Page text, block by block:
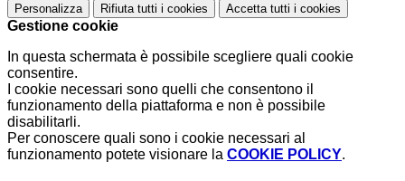
Personalizza Rifiuta tutti i cookies Accetta tutti i cookies
Gestione cookie
In questa schermata è possibile scegliere quali cookie
consentire.
I cookie necessari sono quelli che consentono il
funzionamento della piattaforma e non è possibile
disabilitarli.
Per conoscere quali sono i cookie necessari al
funzionamento potete visionare la COOKIE POLICY.